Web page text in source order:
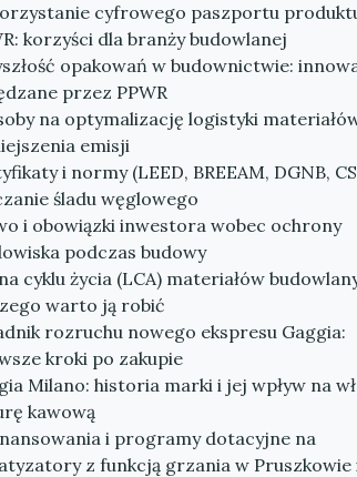
cyfrowego paszportu
korzyści dla branży budowlanej
opakowań w budownictwie:
przez PPWR
na optymalizację logistyki
emisji
i normy (LEED, BREEAM, DGNB,
śladu węglowego
i obowiązki inwestora wobec ochrony
podczas budowy
cyklu życia (LCA) materiałów
warto ją robić
rozruchu nowego ekspresu Gaggia:
kroki po zakupie
Milano: historia marki i jej wpływ na
kawową
i programy dotacyjne na
z funkcją grzania w Pruszkowie